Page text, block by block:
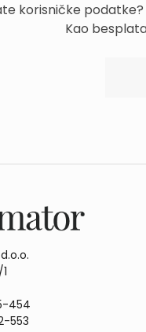
korisničke podatke?
Kao
454
553